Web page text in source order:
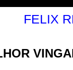
FELIX